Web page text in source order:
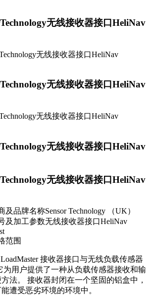
无线接收器接口HeliNav
无线接收器接口HeliNav
无线接收器接口HeliNav
无线接收器接口HeliNav
及品牌名称Sensor Technology （UK）
及加工参数无线接收器接口HeliNav
范围
接收器接口与无线负载传感器
为用户提供了一种从负载传感器接收和输
法。 接收器封闭在一个坚固的铝盒中，
遭受恶劣环境的环境中。